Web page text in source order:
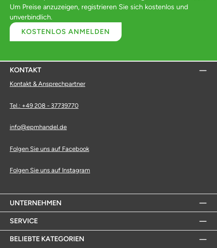
Um Preise anzuzeigen, registrieren Sie sich kostenlos und
unverbindlich.
KOSTENLOS ANMELDEN
KONTAKT
Kontakt & Ansprechpartner
Tel.: +49 208 - 37739770
info@epmhandel.de
Folgen Sie uns auf Facebook
Folgen Sie uns auf Instagram
UNTERNEHMEN
SERVICE
BELIEBTE KATEGORIEN